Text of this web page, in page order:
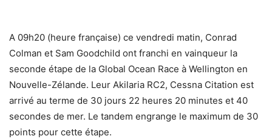
A 09h20 (heure française) ce vendredi matin, Conrad
Colman et Sam Goodchild ont franchi en vainqueur la
seconde étape de la Global Ocean Race à Wellington en
Nouvelle-Zélande. Leur Akilaria RC2, Cessna Citation est
arrivé au terme de 30 jours 22 heures 20 minutes et 40
secondes de mer. Le tandem engrange le maximum de 30
points pour cette étape.